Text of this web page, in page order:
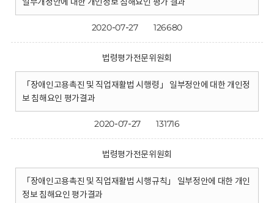
2020-07-27 126680
법령평가전문위원회
「장애인고용촉진 및 직업재활법 시행령」 일부정안에 대한 개인정
보 침해요인 평가결과
2020-07-27 131716
법령평가전문위원회
「장애인고용촉진 및 직업재활법 시행규칙」 일부정안에 대한 개인
정보 침해요인 평가결과